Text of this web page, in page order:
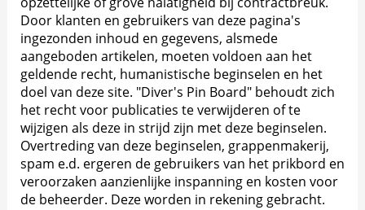
Door klanten en gebruikers van deze pagina's
ingezonden inhoud en gegevens, alsmede
aangeboden artikelen, moeten voldoen aan het
geldende recht, humanistische beginselen en het
doel van deze site. "Diver's Pin Board" behoudt zich
het recht voor publicaties te verwijderen of te
wijzigen als deze in strijd zijn met deze beginselen.
Overtreding van deze beginselen, grappenmakerij,
spam e.d. ergeren de gebruikers van het prikbord en
veroorzaken aanzienlijke inspanning en kosten voor
de beheerder. Deze worden in rekening gebracht.